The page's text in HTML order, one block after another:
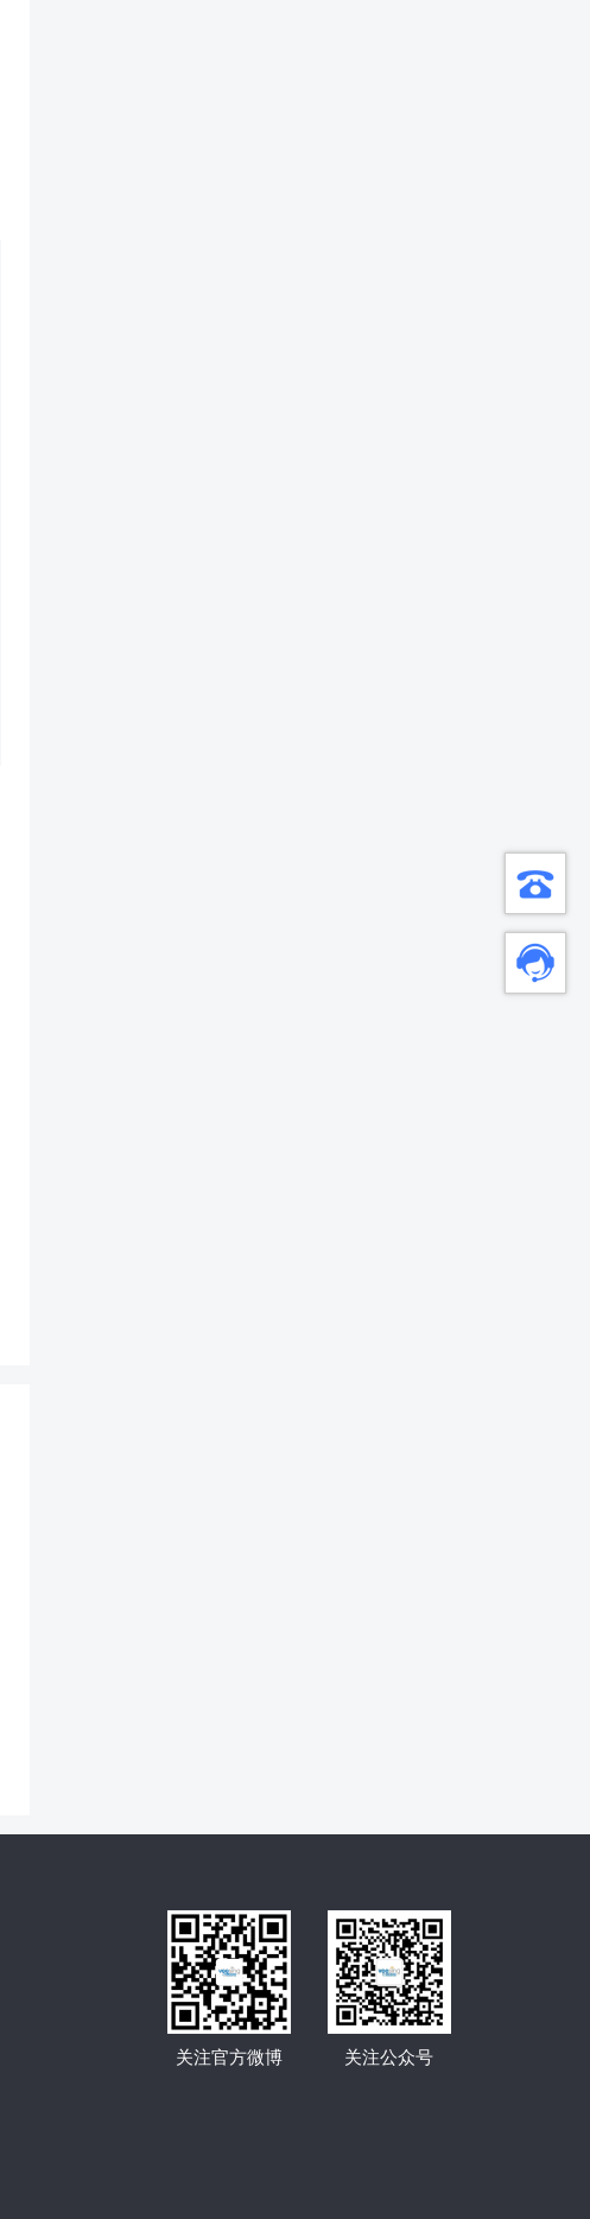
关注官方微博 关注公众号